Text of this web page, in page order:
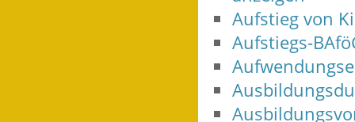
Aufstieg von
Aufstiegs-